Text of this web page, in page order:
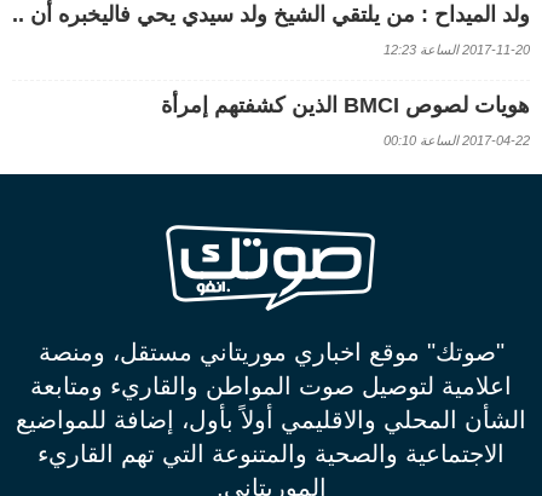
ولد الميداح : من يلتقي الشيخ ولد سيدي يحي فاليخبره أن ..
2017-11-20 الساعة 12:23
هويات لصوص BMCI الذين كشفتهم إمرأة
2017-04-22 الساعة 00:10
"صوتك" موقع اخباري موريتاني مستقل، ومنصة
اعلامية لتوصيل صوت المواطن والقاريء ومتابعة
الشأن المحلي والاقليمي أولاً بأول، إضافة للمواضيع
الاجتماعية والصحية والمتنوعة التي تهم القاريء
الموريتاني.